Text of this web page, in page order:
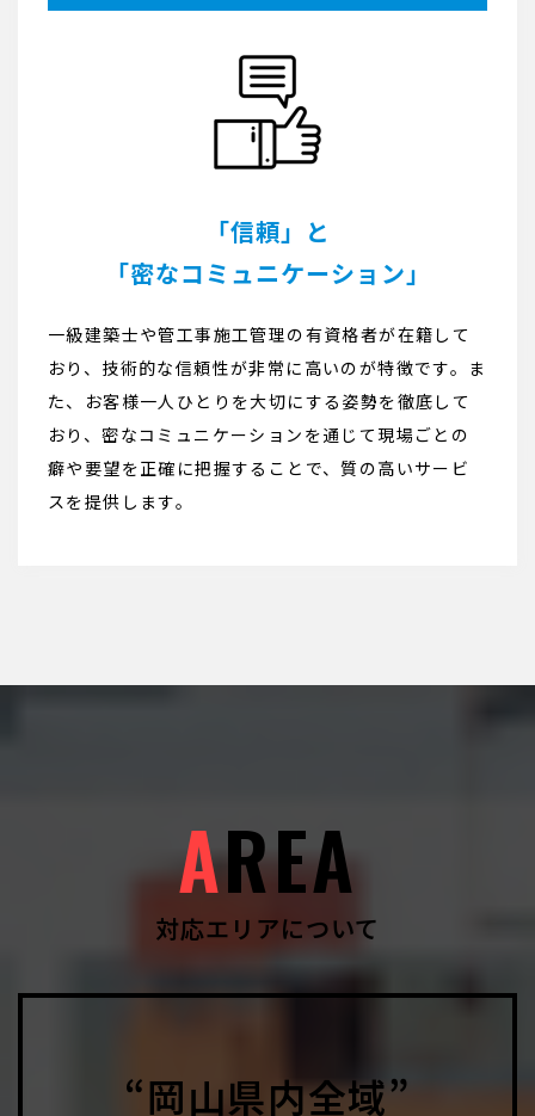
「信頼」と
「密なコミュニケーション」
一級建築士や管工事施工管理の有資格者が在籍して
おり、技術的な信頼性が非常に高いのが特徴です。ま
た、お客様一人ひとりを大切にする姿勢を徹底して
おり、密なコミュニケーションを通じて現場ごとの
癖や要望を正確に把握することで、質の高いサービ
スを提供します。
AREA
対応エリアについて
“岡山県内全域”